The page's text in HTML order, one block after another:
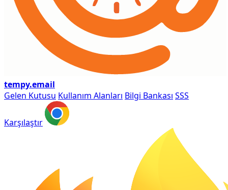
tempy.email
Gelen Kutusu Kullanım Alanları Bilgi Bankası SSS
Karşılaştır